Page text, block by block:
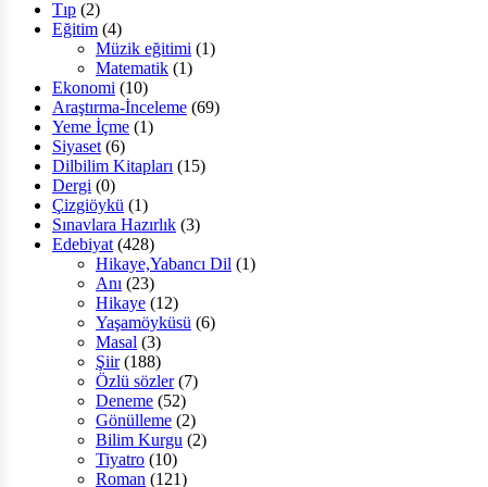
Tıp (2)
Eğitim (4)
Müzik eğitimi (1)
Matematik (1)
Ekonomi (10)
Araştırma-İnceleme (69)
Yeme İçme (1)
Siyaset (6)
Dilbilim Kitapları (15)
Dergi (0)
Çizgiöykü (1)
Sınavlara Hazırlık (3)
Edebiyat (428)
Hikaye,Yabancı Dil (1)
Anı (23)
Hikaye (12)
Yaşamöyküsü (6)
Masal (3)
Şiir (188)
Özlü sözler (7)
Deneme (52)
Gönülleme (2)
Bilim Kurgu (2)
Tiyatro (10)
Roman (121)